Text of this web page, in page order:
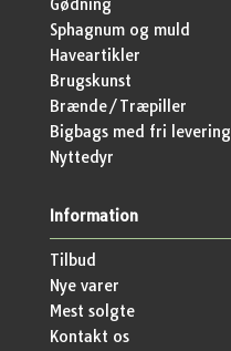
Gødning
Sphagnum og muld
Haveartikler
Brugskunst
Brænde/Træpiller
Bigbags med fri levering
Nyttedyr
Information
Tilbud
Nye varer
Mest solgte
Kontakt os